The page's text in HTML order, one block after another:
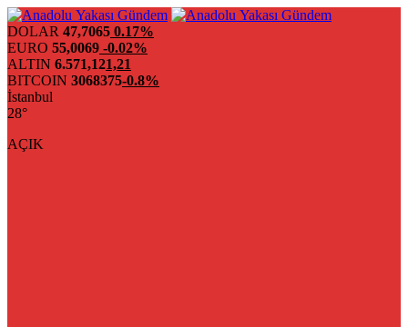
DOLAR 47,7065 0.17%
EURO 55,0069 -0.02%
ALTIN 6.571,121,21
BITCOIN 3068375-0.8%
İstanbul
28°
AÇIK